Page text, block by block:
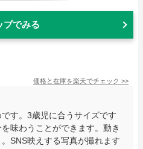
プでみる
価格と在庫を楽天でチェック >>
す。3歳児に合うサイズです
味わうことができます。動き
SNS映えする写真が撮れます